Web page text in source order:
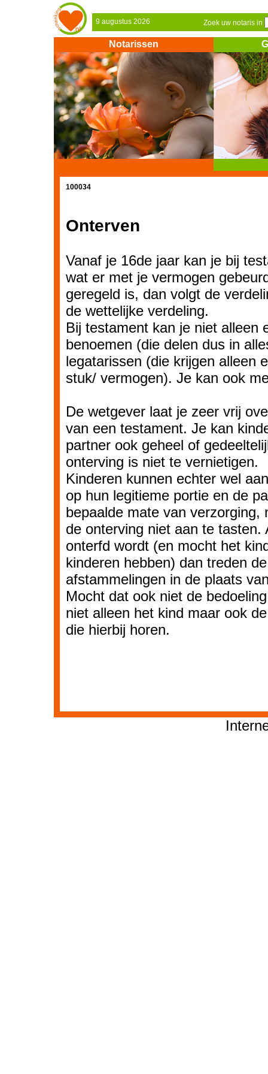
9 augustus 2026 Zoek uw notaris in
Notarissen
100034
Onterven
Vanaf je 16de jaar kan je bij
wat er met je vermogen
geregeld is, dan volgt de
de wettelijke verdeling.
Bij testament kan je niet alleen
benoemen (die delen dus in
legatarissen (die krijgen alleen
stuk/ vermogen). Je kan ook
De wetgever laat je zeer vrij
van een testament. Je kan
partner ook geheel of
onterving is niet te vernietigen.
Kinderen kunnen echter wel
op hun legitieme portie en de
bepaalde mate van verzorging,
de onterving niet aan te tasten.
onterfd wordt (en mocht het
kinderen hebben) dan treden de
afstammelingen in de plaats
Mocht dat ook niet de
niet alleen het kind maar ook
die hierbij horen.